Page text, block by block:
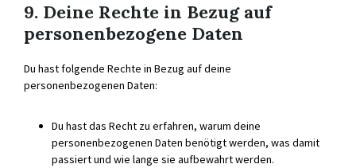
9. Deine Rechte in Bezug auf
personenbezogene Daten
Du hast folgende Rechte in Bezug auf deine
personenbezogenen Daten:
Du hast das Recht zu erfahren, warum deine
personenbezogenen Daten benötigt werden, was damit
passiert und wie lange sie aufbewahrt werden.